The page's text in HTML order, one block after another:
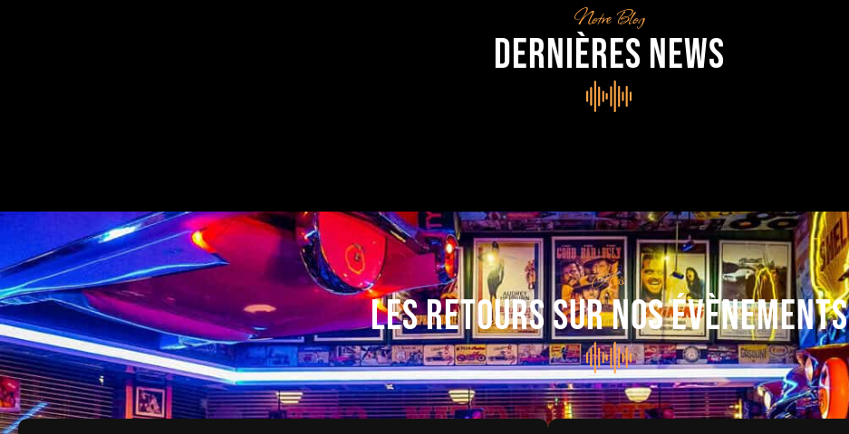
Notre Blog
Dernières News
Avis
Les retours sur nos évènements